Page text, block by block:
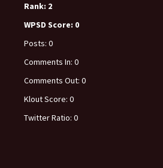
Rank: 2
WPSD Score: 0
Posts: 0
Comments In: 0
Comments Out: 0
Klout Score: 0
Twitter Ratio: 0